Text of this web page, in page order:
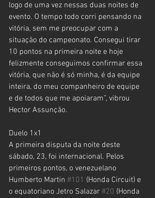
logo de uma vez nessas duas noites de
evento. O tempo todo corri pensando na
vitória, sem me preocupar com a
situação do campeonato. Consegui tirar
10 pontos na primeira noite e hoje
felizmente conseguimos confirmar essa
vitória, que não é só minha, é da equipe
inteira, do meu companheiro de equipe
e de todos que me apoiaram”, vibrou
Hector Assunção.
Duelo 1x1
A primeira disputa da noite deste
sábado, 23, foi internacional. Pelos
primeiros pontos, o venezuelano
Humberto Martin #101 (Honda Circuit) e
o equatoriano Jetro Salazar #20 (Honda